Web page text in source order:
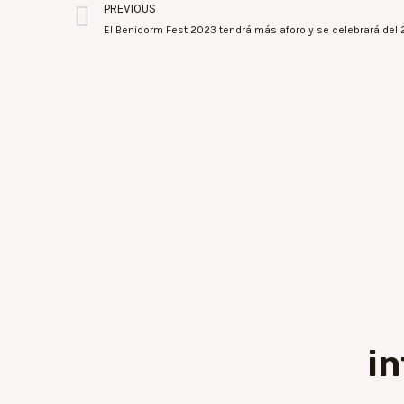
PREVIOUS
El Benidorm Fest 2023 tendrá más aforo y se celebrará del